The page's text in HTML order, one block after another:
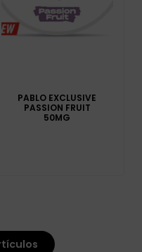
PABLO EXCLUSIVE
PASSION FRUIT
50MG